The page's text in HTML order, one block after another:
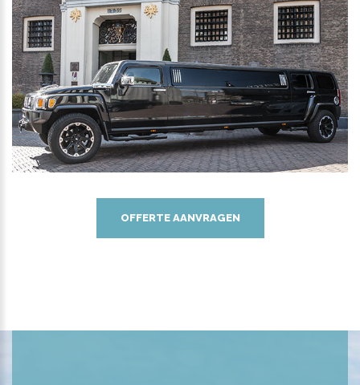
OFFERTE AANVRAGEN